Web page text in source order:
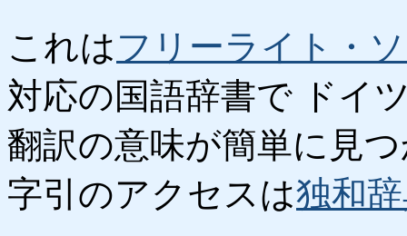
これはフリーライト・
対応の国語辞書で ドイ
翻訳の意味が簡単に見
字引のアクセスは独和